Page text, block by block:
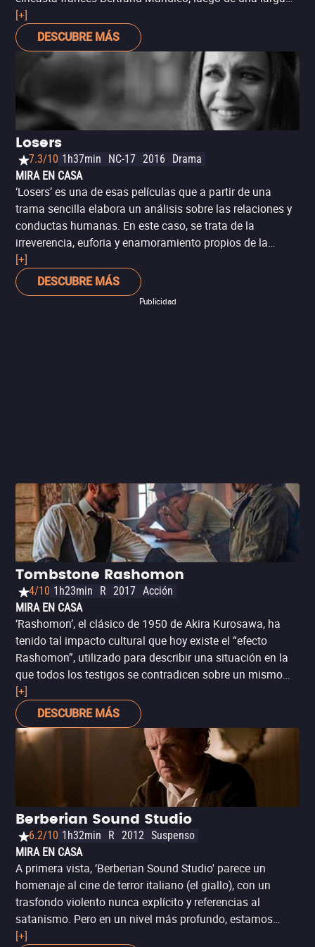
carrera realizando cortometrajes. Su película no sólo
rompe con los límites de los géneros cinematográficos,
pues cruza del surrealismo a la aventura, al suspenso y
al erotismo; también rompe con el género biológico, al
presentar un elenco de actrices representando a
personajes hombres, cuyas actitudes son erróneamente
estereotipadas como exclusivamente masculinas: la
agresividad, la violencia y la fuerza. Seleccionada en el
Festival de Cine de Venecia, esta película es una
experiencia para los sentidos y para la mente que no
olvidarás pronto.
[+]
DESCUBRE MÁS
Losers
7.3/10 1h37min NC-17 2016
Drama
MIRA EN CASA
‘Losers’ es una de esas películas que a partir de una
trama sencilla elabora un análisis sobre las relaciones y
conductas humanas. En este caso, se trata de la
irreverencia, euforia y enamoramiento propios de la
juventud. Un referente similar en el cine mexicano tal vez
sería ‘Temporada de patos’, de Fernando Eimbcke, pues
ambas comparten esa visión existencialista del proceso
[+]
DESCUBRE MÁS
Publicidad
Tombstone Rashomon
4/10 1h23min R 2017 Acción
MIRA EN CASA
‘Rashomon’, el clásico de 1950 de Akira Kurosawa, ha
tenido tal impacto cultural que hoy existe el “efecto
Rashomon”, utilizado para describir una situación en la
que todos los testigos se contradicen sobre un mismo
acontecimiento. Con ‘Tombstone Rashomon’, el director
Alex Cox (‘Sid y Nancy’) pone el mismo recurso narrativo
al servicio del western, para contar uno de los
acontecimientos más populares del folklore del viejo
oeste: el tiroteo en el O.K. Corral de Tombstone, Arizona,
un enfrentamiento de apenas unos segundos entre la ley
y un grupo de forajidos. Sin duda un muy curioso ejemplo
de una narrativa fragmentada y bien hilada.
[+]
DESCUBRE MÁS
Berberian Sound Studio
6.2/10 1h32min R 2012 Suspenso
MIRA EN CASA
A primera vista, ‘Berberian Sound Studio' parece un
homenaje al cine de terror italiano (el giallo), con un
trasfondo violento nunca explícito y referencias al
satanismo. Pero en un nivel más profundo, estamos
frente a un filme de autor, con referencias a David Lynch e
[+]